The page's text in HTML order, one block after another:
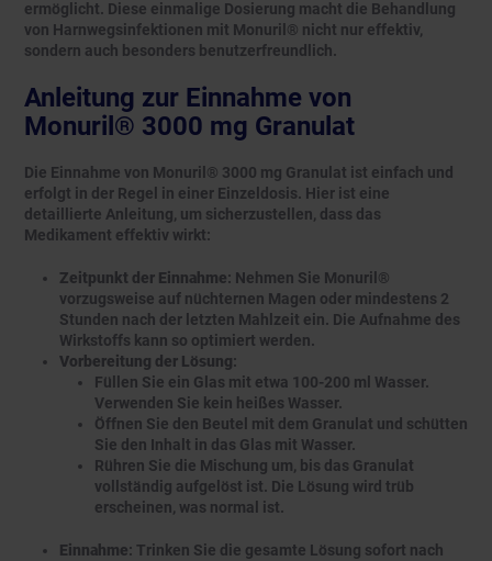
ermöglicht. Diese einmalige Dosierung macht die Behandlung
von Harnwegsinfektionen mit Monuril® nicht nur effektiv,
sondern auch besonders benutzerfreundlich.
Anleitung zur Einnahme von
Monuril® 3000 mg Granulat
Die Einnahme von Monuril® 3000 mg Granulat ist einfach und
erfolgt in der Regel in einer Einzeldosis. Hier ist eine
detaillierte Anleitung, um sicherzustellen, dass das
Medikament effektiv wirkt:
Zeitpunkt der Einnahme: Nehmen Sie Monuril®
vorzugsweise auf nüchternen Magen oder mindestens 2
Stunden nach der letzten Mahlzeit ein. Die Aufnahme des
Wirkstoffs kann so optimiert werden.
Vorbereitung der Lösung:
Füllen Sie ein Glas mit etwa 100-200 ml Wasser.
Verwenden Sie kein heißes Wasser.
Öffnen Sie den Beutel mit dem Granulat und schütten
Sie den Inhalt in das Glas mit Wasser.
Rühren Sie die Mischung um, bis das Granulat
vollständig aufgelöst ist. Die Lösung wird trüb
erscheinen, was normal ist.
Einnahme: Trinken Sie die gesamte Lösung sofort nach